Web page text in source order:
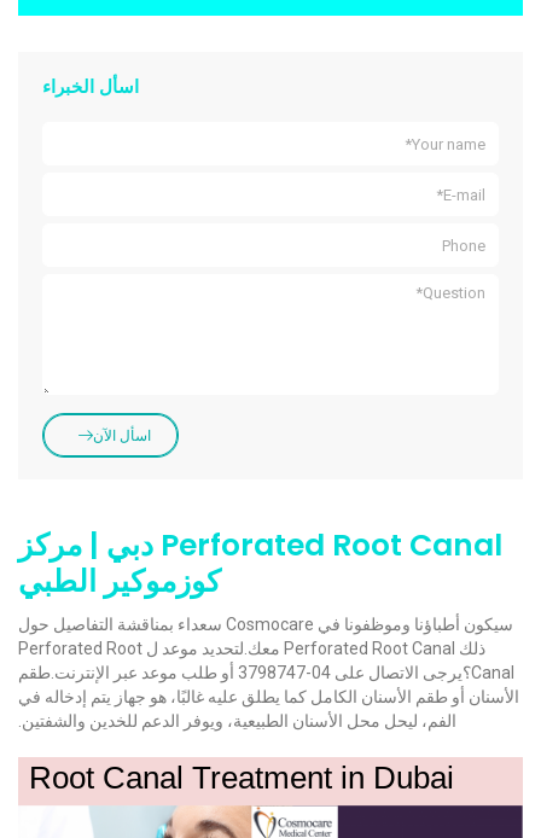
اسأل الخبراء
اسأل الآن
Perforated Root Canal دبي | مركز
كوزموكير الطبي
سيكون أطباؤنا وموظفونا في Cosmocare سعداء بمناقشة التفاصيل حول
ذلك Perforated Root Canal معك.لتحديد موعد ل Perforated Root
Canal؟يرجى الاتصال على 04-3798747 أو طلب موعد عبر الإنترنت.طقم
الأسنان أو طقم الأسنان الكامل كما يطلق عليه غالبًا، هو جهاز يتم إدخاله في
الفم، ليحل محل الأسنان الطبيعية، ويوفر الدعم للخدين والشفتين.